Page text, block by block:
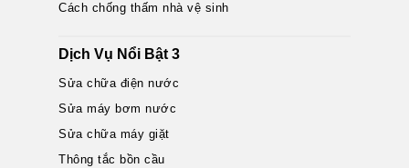
Cách chống thấm nhà vệ sinh
Dịch Vụ Nổi Bật 3
Sửa chữa điện nước
Sửa máy bơm nước
Sửa chữa máy giặt
Thông tắc bồn cầu